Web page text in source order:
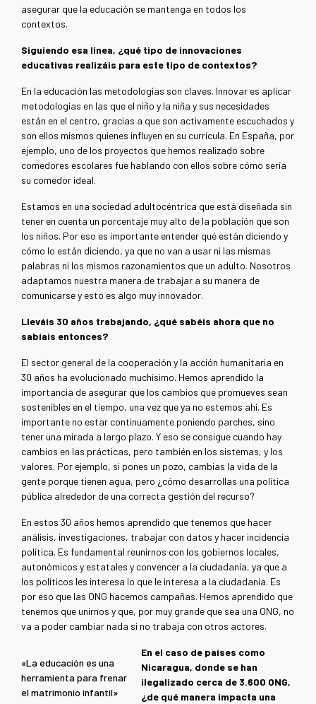
asegurar que la educación se mantenga en todos los
contextos.
Siguiendo esa línea, ¿qué tipo de innovaciones
educativas realizáis para este tipo de contextos?
En la educación las metodologías son claves. Innovar es aplicar
metodologías en las que el niño y la niña y sus necesidades
están en el centro, gracias a que son activamente escuchados y
son ellos mismos quienes influyen en su currícula. En España, por
ejemplo, uno de los proyectos que hemos realizado sobre
comedores escolares fue hablando con ellos sobre cómo sería
su comedor ideal.
Estamos en una sociedad adultocéntrica que está diseñada sin
tener en cuenta un porcentaje muy alto de la población que son
los niños. Por eso es importante entender qué están diciendo y
cómo lo están diciendo, ya que no van a usar ni las mismas
palabras ni los mismos razonamientos que un adulto. Nosotros
adaptamos nuestra manera de trabajar a su manera de
comunicarse y esto es algo muy innovador.
Lleváis 30 años trabajando, ¿qué sabéis ahora que no
sabíais entonces?
El sector general de la cooperación y la acción humanitaria en
30 años ha evolucionado muchísimo. Hemos aprendido la
importancia de asegurar que los cambios que promueves sean
sostenibles en el tiempo, una vez que ya no estemos ahí. Es
importante no estar continuamente poniendo parches, sino
tener una mirada a largo plazo. Y eso se consigue cuando hay
cambios en las prácticas, pero también en los sistemas, y los
valores. Por ejemplo, si pones un pozo, cambias la vida de la
gente porque tienen agua, pero ¿cómo desarrollas una política
pública alrededor de una correcta gestión del recurso?
​​En estos 30 años hemos aprendido que tenemos que hacer
análisis, investigaciones, trabajar con datos y hacer incidencia
política. Es fundamental reunirnos con los gobiernos locales,
autonómicos y estatales y convencer a la ciudadanía, ya que a
los políticos les interesa lo que le interesa a la ciudadanía. Es
por eso que las ONG hacemos campañas. Hemos aprendido que
tenemos que unirnos y que, por muy grande que sea una ONG, no
va a poder cambiar nada si no trabaja con otros actores.
«La educación es una
herramienta para frenar
el matrimonio infantil»
En el caso de países como
Nicaragua, donde se han
ilegalizado cerca de 3.600 ONG,
¿de qué manera impacta una